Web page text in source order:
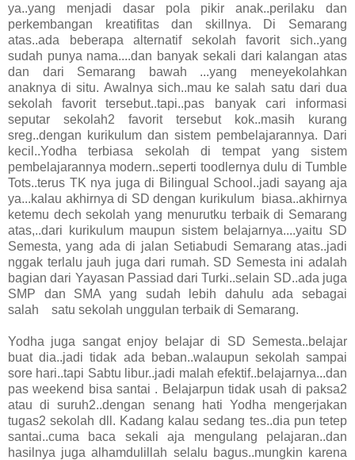
ya..yang menjadi dasar pola pikir anak..perilaku dan
perkembangan kreatifitas dan skillnya. Di Semarang
atas..ada beberapa alternatif sekolah favorit sich..yang
sudah punya nama....dan banyak sekali dari kalangan atas
dan dari Semarang bawah ...yang meneyekolahkan
anaknya di situ. Awalnya sich..mau ke salah satu dari dua
sekolah favorit tersebut..tapi..pas banyak cari informasi
seputar sekolah2 favorit tersebut kok..masih kurang
sreg..dengan kurikulum dan sistem pembelajarannya. Dari
kecil..Yodha terbiasa sekolah di tempat yang sistem
pembelajarannya modern..seperti toodlernya dulu di Tumble
Tots..terus TK nya juga di Bilingual School..jadi sayang aja
ya...kalau akhirnya di SD dengan kurikulum biasa..akhirnya
ketemu dech sekolah yang menurutku terbaik di Semarang
atas,..dari kurikulum maupun sistem belajarnya....yaitu SD
Semesta, yang ada di jalan Setiabudi Semarang atas..jadi
nggak terlalu jauh juga dari rumah. SD Semesta ini adalah
bagian dari Yayasan Passiad dari Turki..selain SD..ada juga
SMP dan SMA yang sudah lebih dahulu ada sebagai
salah satu sekolah unggulan terbaik di Semarang.
Yodha juga sangat enjoy belajar di SD Semesta..belajar
buat dia..jadi tidak ada beban..walaupun sekolah sampai
sore hari..tapi Sabtu libur..jadi malah efektif..belajarnya...dan
pas weekend bisa santai . Belajarpun tidak usah di paksa2
atau di suruh2..dengan senang hati Yodha mengerjakan
tugas2 sekolah dll. Kadang kalau sedang tes..dia pun tetep
santai..cuma baca sekali aja mengulang pelajaran..dan
hasilnya juga alhamdulillah selalu bagus..mungkin karena